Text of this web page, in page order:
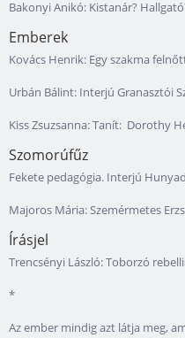
Bakonyi Anikó: Kistanár?
Emberek
Kovács Henrik: Egy szakma
Urbán Bálint: Interjú Granasztói
Kiss Zsuzsanna: Tanít: Dorothy
Szomorúfűz
Fekete pedagógia. Interjú
Majoros Mária: Szemérmetes
Írásjel
Trencsényi László: Toborzó
*
Az ember mindig azt látja meg,